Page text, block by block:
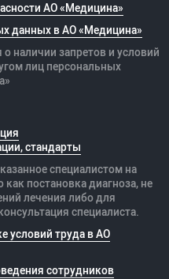
АО «Медицина»
данных в АО «Медицина»
наличии запретов и условий
лиц персональных
стандарты
специалистом на
постановка диагноза, не
лечения либо для
специалиста.
условий труда в АО
сотрудников